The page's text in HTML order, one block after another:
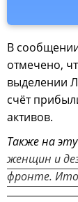
В
отмечено,
выделении
счёт
активов.
Также на
женщин и
фронте.